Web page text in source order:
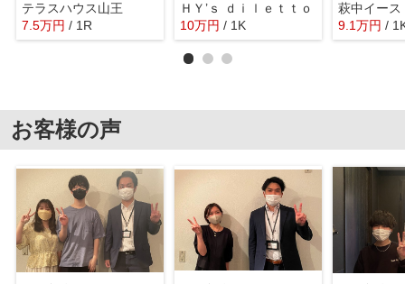
テラスハウス山王
7.5万円 / 1R
ＨＹ’ｓ ｄｉｌｅｔｔｏ
10万円 / 1K
萩中イース
9.1万円 /
お客様の声